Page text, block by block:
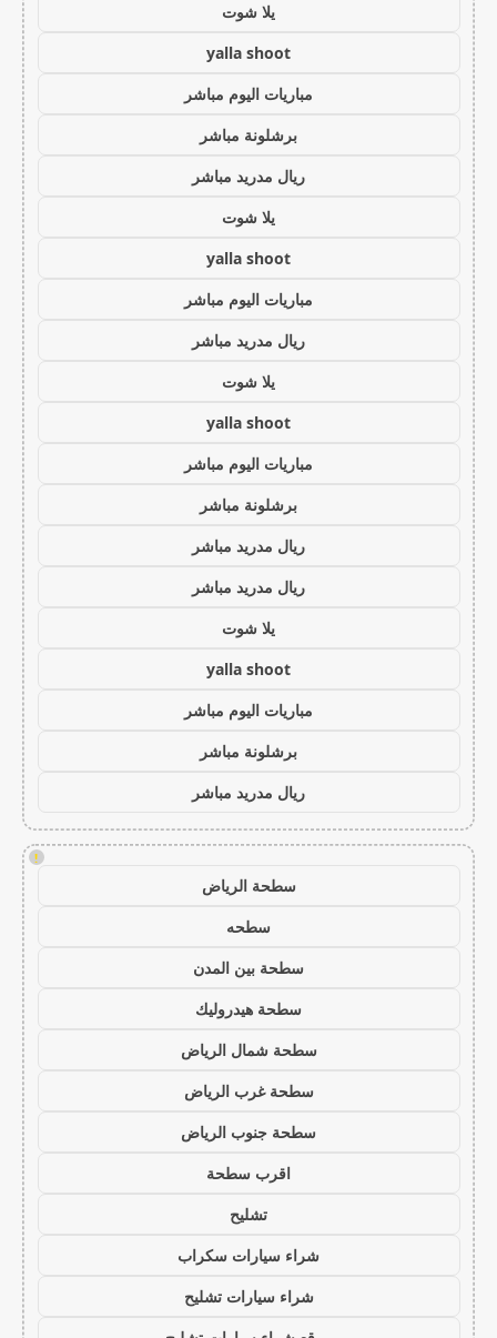
يلا شوت
yalla shoot
مباريات اليوم مباشر
برشلونة مباشر
ريال مدريد مباشر
يلا شوت
yalla shoot
مباريات اليوم مباشر
ريال مدريد مباشر
يلا شوت
yalla shoot
مباريات اليوم مباشر
برشلونة مباشر
ريال مدريد مباشر
ريال مدريد مباشر
يلا شوت
yalla shoot
مباريات اليوم مباشر
برشلونة مباشر
ريال مدريد مباشر
!
سطحة الرياض
سطحه
سطحة بين المدن
سطحة هيدروليك
سطحة شمال الرياض
سطحة غرب الرياض
سطحة جنوب الرياض
اقرب سطحة
تشليح
شراء سيارات سكراب
شراء سيارات تشليح